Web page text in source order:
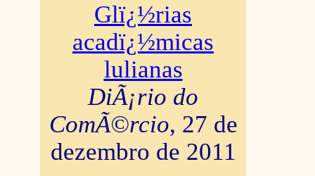
Glï¿½rias
acadï¿½micas
lulianas
DiÃ¡rio do
ComÃ©rcio, 27 de
dezembro de 2011